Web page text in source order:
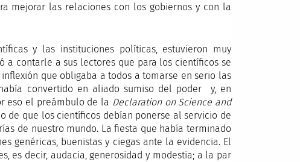
mejorar las relaciones con los gobiernos y con la
y las instituciones políticas, estuvieron muy
a contarle a sus lectores que para los científicos se
que obligaba a todos a tomarse en serio las
convertido en aliado sumiso del poder y, en
eso el preámbulo de la Declaration on Science and
de que los científicos debían ponerse al servicio de
de nuestro mundo. La fiesta que había terminado
genéricas, buenistas y ciegas ante la evidencia. El
es decir, audacia, generosidad y modestia; a la par